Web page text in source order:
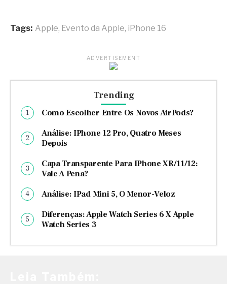
Tags: Apple, Evento da Apple, iPhone 16
ADVERTISEMENT
Trending
Como Escolher Entre Os Novos AirPods?
Análise: IPhone 12 Pro, Quatro Meses
Depois
Capa Transparente Para IPhone XR/11/12:
Vale A Pena?
Análise: IPad Mini 5, O Menor-Veloz
Diferenças: Apple Watch Series 6 X Apple
Watch Series 3